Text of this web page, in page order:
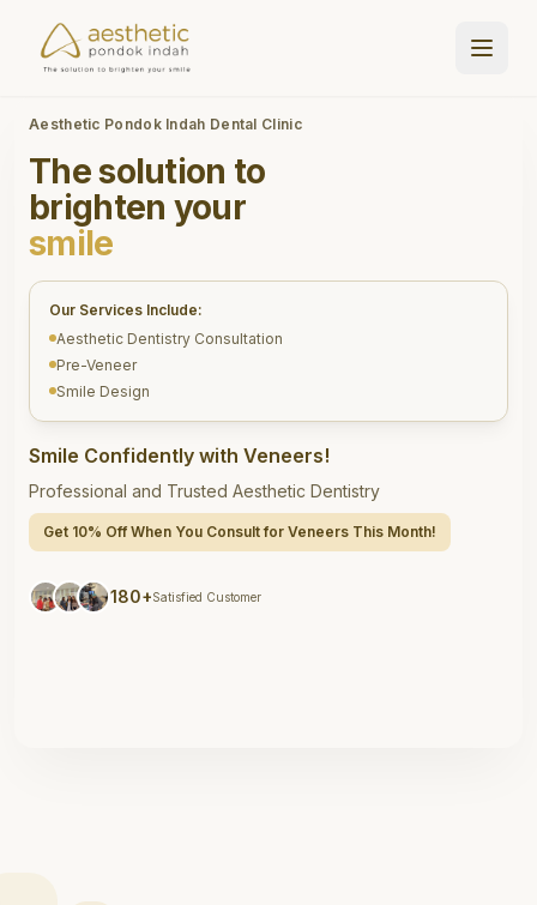
Aesthetic Pondok Indah Dental Clinic
The solution to
brighten your
smile
Our Services Include:
Aesthetic Dentistry Consultation
Pre-Veneer
Smile Design
Smile Confidently with Veneers!
Professional and Trusted Aesthetic Dentistry
Get 10% Off When You Consult for Veneers This Month!
180+Satisfied Customer